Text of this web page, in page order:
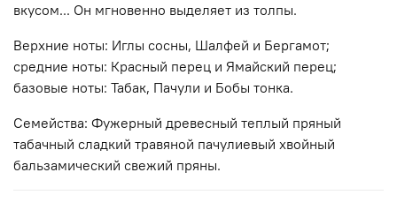
вкусом... Он мгновенно выделяет из толпы.
Верхние ноты: Иглы сосны, Шалфей и Бергамот;
средние ноты: Красный перец и Ямайский перец;
базовые ноты: Табак, Пачули и Бобы тонка.
Семейства: Фужерный древесный теплый пряный
табачный сладкий травяной пачулиевый хвойный
бальзамический свежий пряны.